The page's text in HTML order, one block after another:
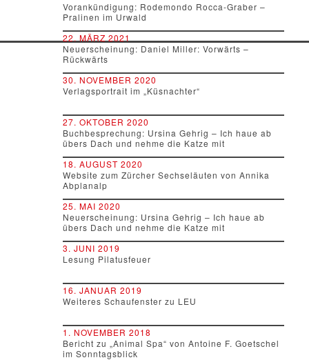
Vorankündigung: Rodemondo Rocca-Graber –
Pralinen im Urwald
22. MÄRZ 2021
Neuerscheinung: Daniel Miller: Vorwärts –
Rückwärts
30. NOVEMBER 2020
Verlagsportrait im „Küsnachter“
27. OKTOBER 2020
Buchbesprechung: Ursina Gehrig – Ich haue ab
übers Dach und nehme die Katze mit
18. AUGUST 2020
Website zum Zürcher Sechseläuten von Annika
Abplanalp
25. MAI 2020
Neuerscheinung: Ursina Gehrig – Ich haue ab
übers Dach und nehme die Katze mit
3. JUNI 2019
Lesung Pilatusfeuer
16. JANUAR 2019
Weiteres Schaufenster zu LEU
1. NOVEMBER 2018
Bericht zu „Animal Spa“ von Antoine F. Goetschel
im Sonntagsblick